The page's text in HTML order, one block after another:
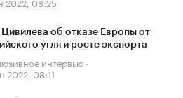
об отказе Европы от
угля и росте экспорта
интервью ·
2022, 08:11